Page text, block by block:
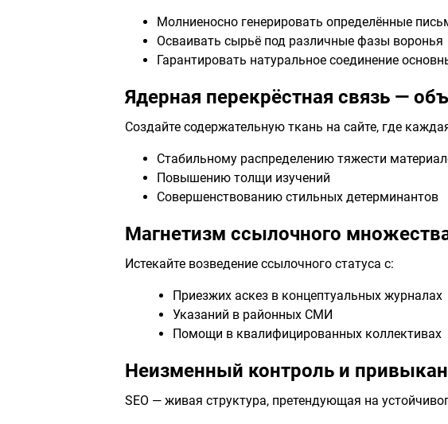
Молниеносно генерировать определённые
Осваивать сырьё под различные фазы воронья
Гарантировать натуральное соединение
Ядерная перекрёстная связь —
Создайте содержательную ткань на сайте, где
Стабильному распределению тяжести
Повышению толщи изучений
Совершенствованию стильных детерминантов
Магнетизм ссылочного
Истекайте возведение ссылочного статуса с:
Приезжих аскез в концептуальных журналах
Указаний в районных СМИ
Помощи в квалифицированных коллективах
Неизменный контроль и
SEO — живая структура, претендующая на